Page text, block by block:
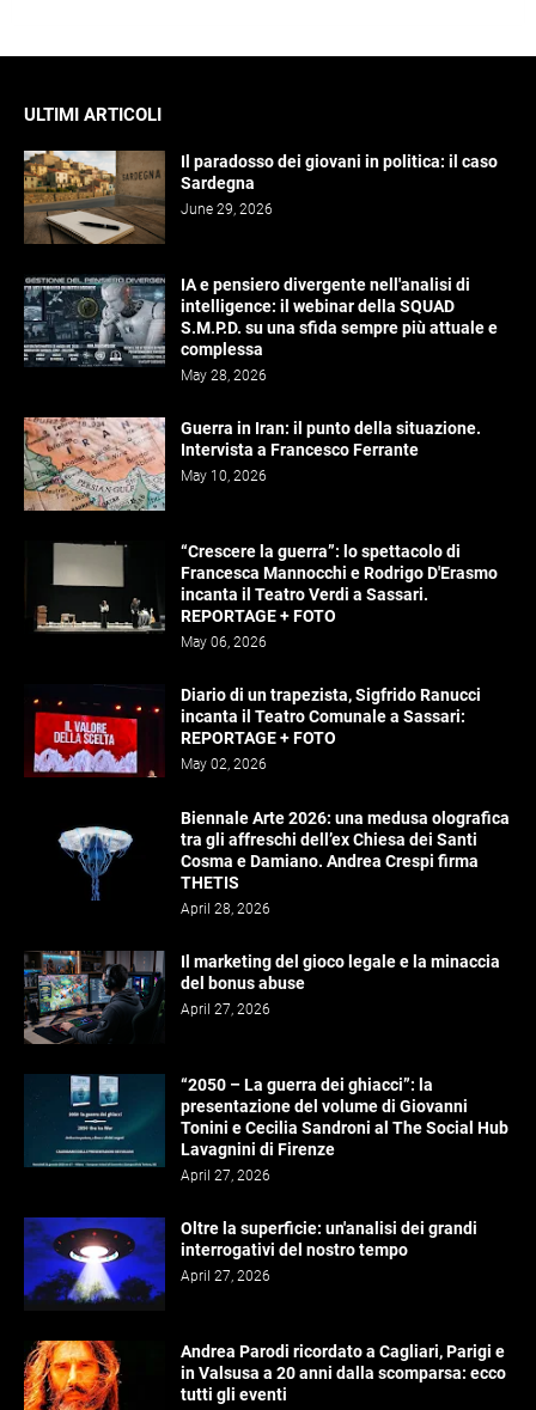
ULTIMI ARTICOLI
Il paradosso dei giovani in politica: il caso
Sardegna
June 29, 2026
IA e pensiero divergente nell'analisi di
intelligence: il webinar della SQUAD
S.M.P.D. su una sfida sempre più attuale e
complessa
May 28, 2026
Guerra in Iran: il punto della situazione.
Intervista a Francesco Ferrante
May 10, 2026
“Crescere la guerra”: lo spettacolo di
Francesca Mannocchi e Rodrigo D'Erasmo
incanta il Teatro Verdi a Sassari.
REPORTAGE + FOTO
May 06, 2026
Diario di un trapezista, Sigfrido Ranucci
incanta il Teatro Comunale a Sassari:
REPORTAGE + FOTO
May 02, 2026
Biennale Arte 2026: una medusa olografica
tra gli affreschi dell’ex Chiesa dei Santi
Cosma e Damiano. Andrea Crespi firma
THETIS
April 28, 2026
Il marketing del gioco legale e la minaccia
del bonus abuse
April 27, 2026
“2050 – La guerra dei ghiacci”: la
presentazione del volume di Giovanni
Tonini e Cecilia Sandroni al The Social Hub
Lavagnini di Firenze
April 27, 2026
Oltre la superficie: un'analisi dei grandi
interrogativi del nostro tempo
April 27, 2026
Andrea Parodi ricordato a Cagliari, Parigi e
in Valsusa a 20 anni dalla scomparsa: ecco
tutti gli eventi